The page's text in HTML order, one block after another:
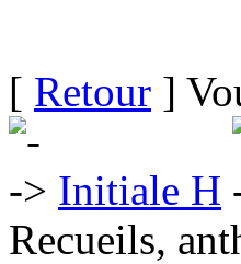
[ Retour ]
Initiale H
Recueils,